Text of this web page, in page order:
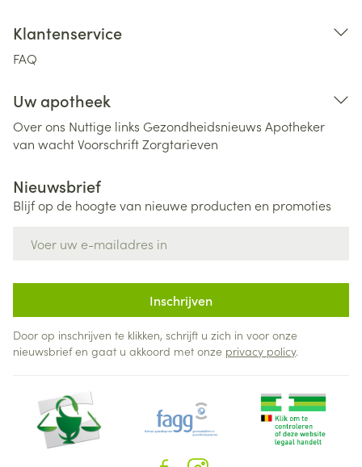
Klantenservice
FAQ
Uw apotheek
Over ons Nuttige links Gezondheidsnieuws Apotheker
van wachtVoorschriftZorgtarieven
Nieuwsbrief
Blijf op de hoogte van nieuwe producten en promoties
Inschrijven
Door op inschrijven te klikken, schrijft u zich in voor onze
nieuwsbrief en gaat u akkoord met onze privacy policy.